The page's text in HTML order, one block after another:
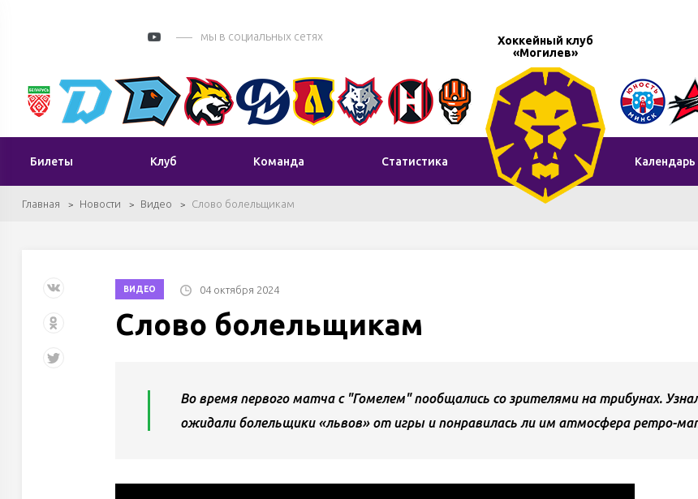
мы в социальных сетях
Хоккейный клуб
«Могилев»
Билеты Клуб Команда Статистика Календарь
Главная Новости Видео Слово болельщикам
ВИДЕО 04 октября 2024
Слово болельщикам
Во время первого матча с "Гомелем" пообщались со зрителями на трибунах.
ожидали болельщики «львов» от игры и понравилась ли им атмосфера ретро-